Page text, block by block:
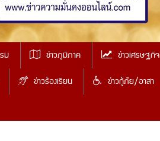
ม ข่าวภูมิภาค ข่าวเศรษฐกิจ
ข่าวร้องเรียน ข่าวกู้ภัย/อาสา